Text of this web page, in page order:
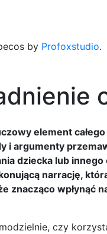
by Profoxstudio.
element
i argumenty
dziecka lub
narrację,
znacząco wpłynąć
czy